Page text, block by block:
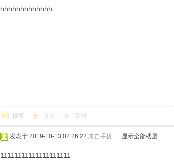
hhhhhhhhhhhhh
回复 支持 反对
发表于 2019-10-13 02:26:22 来自手机 显示全部楼层
11111111111111111111